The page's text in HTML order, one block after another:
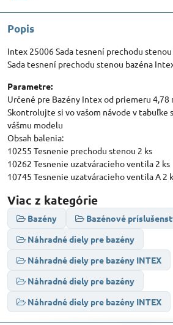
Popis
Intex 25006 Sada tesnení prechodu
Sada tesnení prechodu stenou bazéna
Parametre:
Určené pre Bazény Intex od priemeru 4,78
Skontrolujte si vo vašom návode v tabuľke
vášmu modelu
Obsah balenia:
10255 Tesnenie prechodu stenou 2 ks
10262 Tesnenie uzatváracieho ventila 2 ks
10745 Tesnenie uzatváracieho ventila A 2
Viac z kategórie
Bazény Bazénové
Náhradné diely pre bazény
Náhradné diely pre bazény INTEX
Náhradné diely pre bazény
Náhradné diely pre bazény INTEX